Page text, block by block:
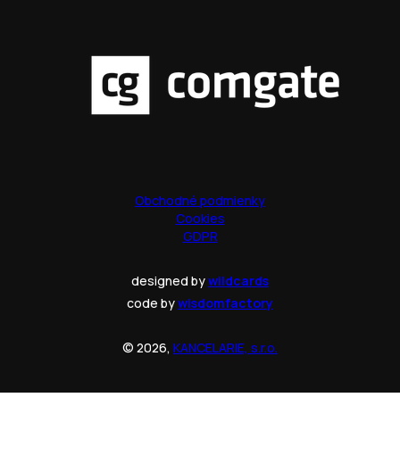
Obchodné podmienky
Cookies
GDPR
designed bywildcards
code bywisdomfactory
© 2026, KANCELARIE, s.r.o.